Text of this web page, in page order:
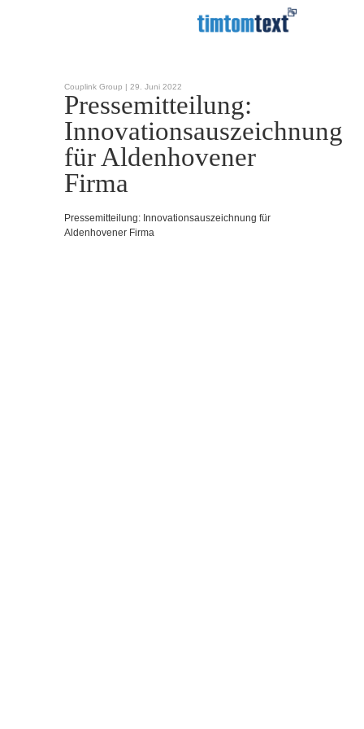
Couplink Group | 29. Juni 2022
Pressemitteilung:
Innovationsauszeichnung
für Aldenhovener
Firma
Pressemitteilung: Innovationsauszeichnung für
Aldenhovener Firma